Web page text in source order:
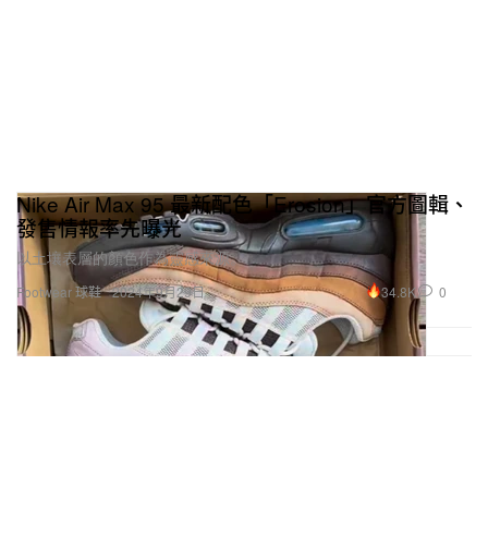
Footwear 球鞋
Nike Air Max 95 最新配色「Erosion」官方圖輯、
發售情報率先曝光
以土壤表層的顏色作為靈感來源。
2024年9月29日 34.8K 0